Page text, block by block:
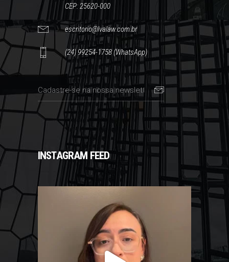
CEP: 25620-000
escritorio@lvalaw.com.br
(24) 99254-1758 (WhatsApp)
INSTAGRAM FEED